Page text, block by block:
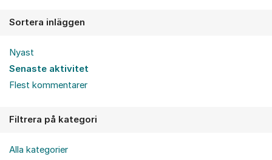
Sortera inläggen
Nyast
Senaste aktivitet
Flest kommentarer
Filtrera på kategori
Alla kategorier